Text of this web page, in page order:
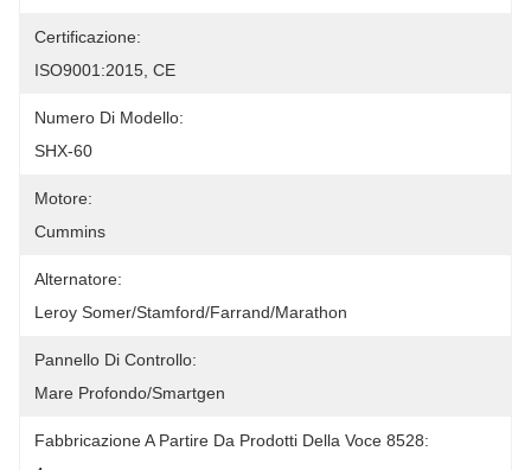
Certificazione:
ISO9001:2015, CE
Numero Di Modello:
SHX-60
Motore:
Cummins
Alternatore:
Leroy Somer/Stamford/Farrand/Marathon
Pannello Di Controllo:
Mare Profondo/Smartgen
Fabbricazione A Partire Da Prodotti Della Voce 8528: